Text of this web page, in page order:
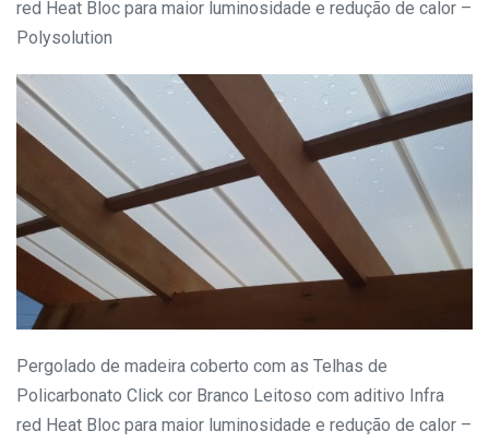
red Heat Bloc para maior luminosidade e redução de calor –
Polysolution
Pergolado de madeira coberto com as Telhas de
Policarbonato Click cor Branco Leitoso com aditivo Infra
red Heat Bloc para maior luminosidade e redução de calor –